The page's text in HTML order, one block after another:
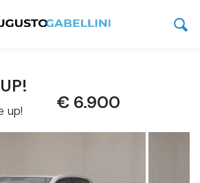
up! € 6.900
veicolo senza